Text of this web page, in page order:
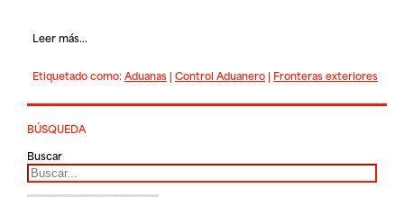
Leer más...
Etiquetado como:Aduanas| Control Aduanero| Fronteras exteriores
BÚSQUEDA
Buscar